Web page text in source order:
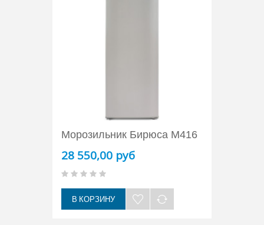
Морозильник Бирюса M416
28 550,00 руб
В КОРЗИНУ